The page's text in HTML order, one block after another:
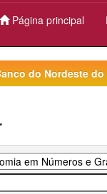
Página principal
do Nordeste